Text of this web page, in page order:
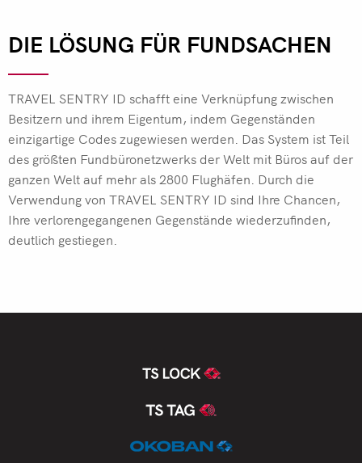
DIE LÖSUNG FÜR FUNDSACHEN
TRAVEL SENTRY ID schafft eine Verknüpfung zwischen
Besitzern und ihrem Eigentum, indem Gegenständen
einzigartige Codes zugewiesen werden. Das System ist Teil
des größten Fundbüronetzwerks der Welt mit Büros auf der
ganzen Welt auf mehr als 2800 Flughäfen. Durch die
Verwendung von TRAVEL SENTRY ID sind Ihre Chancen,
Ihre verlorengegangenen Gegenstände wiederzufinden,
deutlich gestiegen.